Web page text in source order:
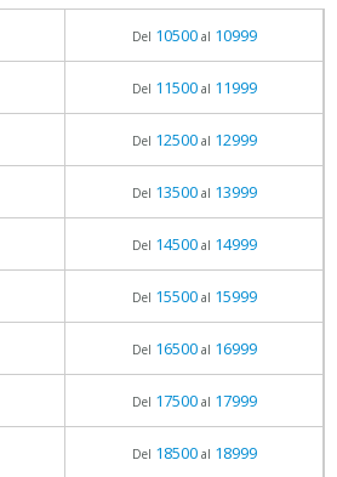
Del 10500al 10999
Del 11500al 11999
Del 12500al 12999
Del 13500al 13999
Del 14500al 14999
Del 15500al 15999
Del 16500al 16999
Del 17500al 17999
Del 18500al 18999